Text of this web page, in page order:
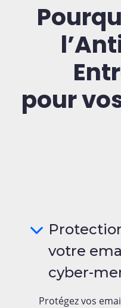
pour
votre
cyber-
Protégez vos